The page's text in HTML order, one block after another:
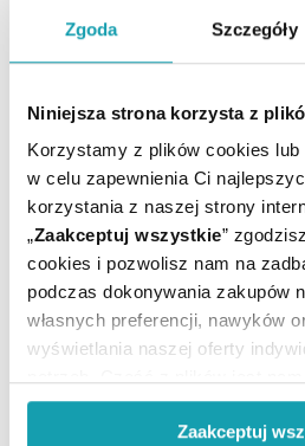
Zgoda Szczegóły
Niniejsza strona korzysta z
Korzystamy z plików cookies
w celu zapewnienia Ci
korzystania z naszej strony
„Zaakceptuj wszystkie”
cookies i pozwolisz nam na
podczas dokonywania zakupów
własnych preferencji, nawyków
wyświetlania naszej oferty
do prawidłowego działania
funkcjonalności. W zależności
Zaakceptuj
Przechowywanie
Nie przechowywać powyżej
Adres producenta
GP Grenzach Produktions
Emil-Barell-Str.7
D-79639 Grenzach-Wyhlen
Germany
www.bayer.com
www.bepanthen.pl
Podmiot odpowiedzialny
Bayer Sp. z o.o.
02-326 Warszawa.